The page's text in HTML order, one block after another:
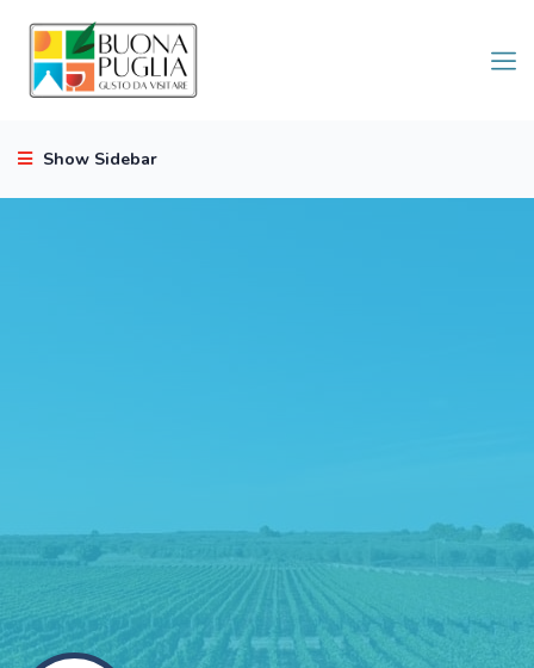
Show Sidebar